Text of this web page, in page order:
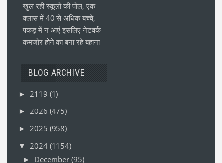
खुल रही स्कूलों की पोल, एक
क्लास में 40 से अधिक बच्चे,
पकड़ में न आएं इसलिए नेटवर्क
कमजोर होने का बना रहे बहाना
BLOG ARCHIVE
► 2119 (1)
► 2026 (475)
► 2025 (958)
▼ 2024 (1154)
► December (95)